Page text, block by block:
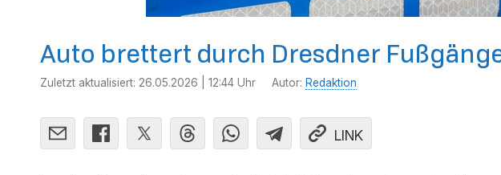
Auto brettert durch Dresdner
Zuletzt aktualisiert: 26.05.2026 | 12:44 Uhr Autor: Redaktion
LINK